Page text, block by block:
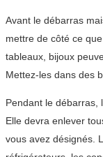
Avant le débarras
mettre de côté ce
tableaux, bijoux
Mettez-les dans des
Pendant le débarras,
Elle devra enlever
vous avez désignés.